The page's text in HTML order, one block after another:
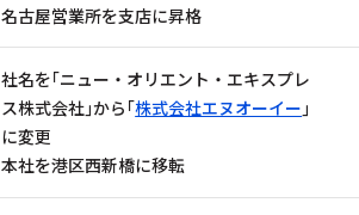
名古屋営業所を支店に昇格
社名を｢ニュー・オリエント・エキスプレ
ス株式会社｣から｢株式会社エヌオーイー ｣
に変更
本社を港区西新橋に移転